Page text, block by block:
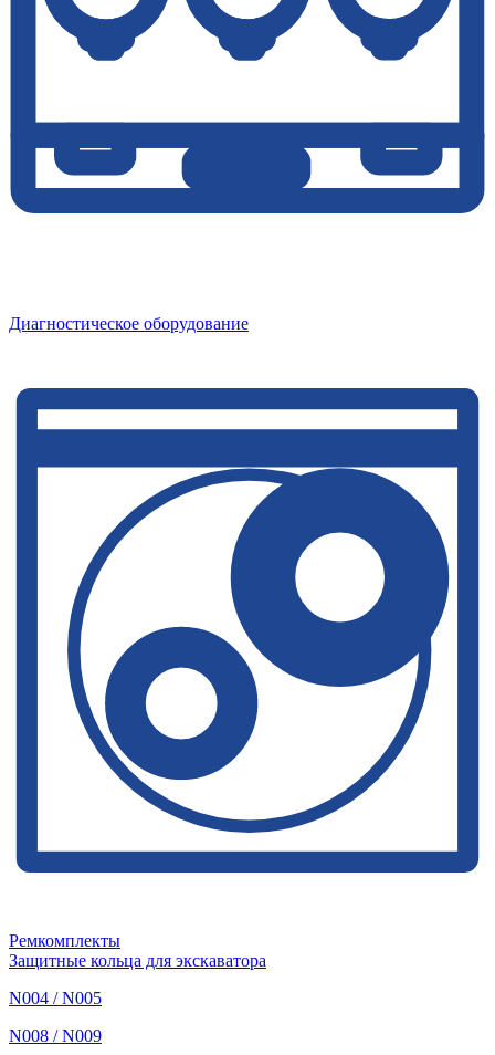
Диагностическое оборудование
Ремкомплекты
Защитные кольца для экскаватора
N004 / N005
N008 / N009